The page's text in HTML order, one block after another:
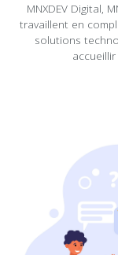
MNXDEV Digital,
travaillent en
solutions